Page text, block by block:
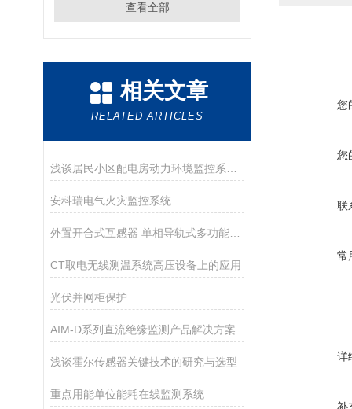
查看全部
相关文章
RELATED ARTICLES
安科瑞电气火灾监控系统
外置开合式互感器 单相导轨式多功能电力仪表
CT取电无线测温系统高压设备上的应用
光伏并网柜保护
AIM-D系列直流绝缘监测产品解决方案
浅谈霍尔传感器关键技术的研究与选型
重点用能单位能耗在线监测系统
您
您
联
常
详